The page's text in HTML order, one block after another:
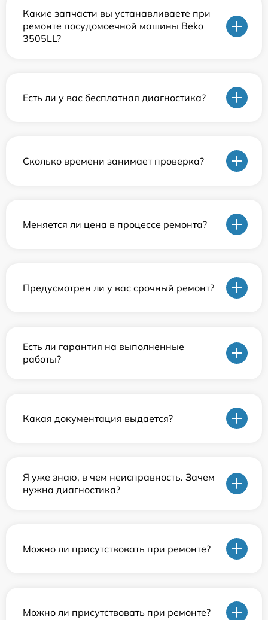
Какие запчасти вы устанавливаете при
ремонте посудомоечной машины Beko
3505LL?
Есть ли у вас бесплатная диагностика?
Сколько времени занимает проверка?
Меняется ли цена в процессе ремонта?
Предусмотрен ли у вас срочный ремонт?
Есть ли гарантия на выполненные
работы?
Какая документация выдается?
Я уже знаю, в чем неисправность. Зачем
нужна диагностика?
Можно ли присутствовать при ремонте?
Можно ли присутствовать при ремонте?